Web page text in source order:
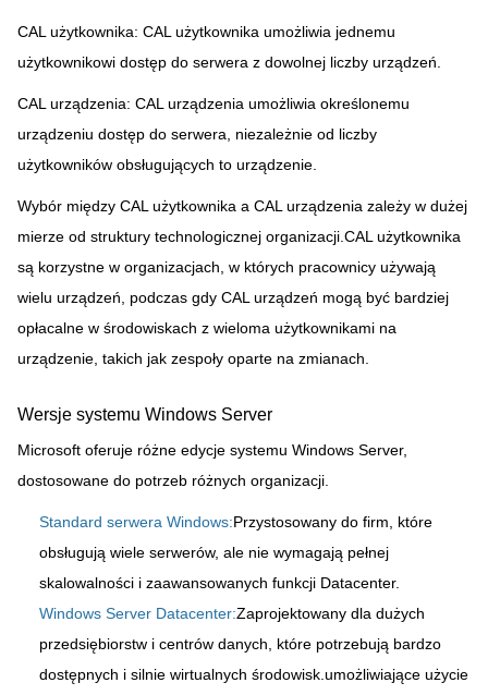
Zostaw wiadomość
Oddzwonimy wkrótce!
CAL użytkownika: CAL użytkownika umożliwia jednemu
użytkownikowi dostęp do serwera z dowolnej liczby urządzeń.
CAL urządzenia: CAL urządzenia umożliwia określonemu
urządzeniu dostęp do serwera, niezależnie od liczby
użytkowników obsługujących to urządzenie.
Wybór między CAL użytkownika a CAL urządzenia zależy w dużej
mierze od struktury technologicznej organizacji.CAL użytkownika
są korzystne w organizacjach, w których pracownicy używają
wielu urządzeń, podczas gdy CAL urządzeń mogą być bardziej
opłacalne w środowiskach z wieloma użytkownikami na
urządzenie, takich jak zespoły oparte na zmianach.
Wersje systemu Windows Server
Microsoft oferuje różne edycje systemu Windows Server,
dostosowane do potrzeb różnych organizacji.
Standard serwera Windows:Przystosowany do firm, które
obsługują wiele serwerów, ale nie wymagają pełnej
skalowalności i zaawansowanych funkcji Datacenter.
Windows Server Datacenter:Zaprojektowany dla dużych
przedsiębiorstw i centrów danych, które potrzebują bardzo
dostępnych i silnie wirtualnych środowisk.umożliwiające użycie